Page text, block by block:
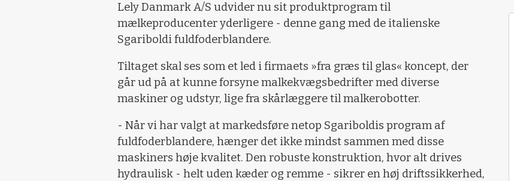
Lely Danmark A/S udvider nu sit produktprogram til
mælkeproducenter yderligere - denne gang med de italienske
Sgariboldi fuldfoderblandere.
Tiltaget skal ses som et led i firmaets »fra græs til glas« koncept, der
går ud på at kunne forsyne malkekvægsbedrifter med diverse
maskiner og udstyr, lige fra skårlæggere til malkerobotter.
- Når vi har valgt at markedsføre netop Sgariboldis program af
fuldfoderblandere, hænger det ikke mindst sammen med disse
maskiners høje kvalitet. Den robuste konstruktion, hvor alt drives
hydraulisk - helt uden kæder og remme - sikrer en høj driftssikkerhed,